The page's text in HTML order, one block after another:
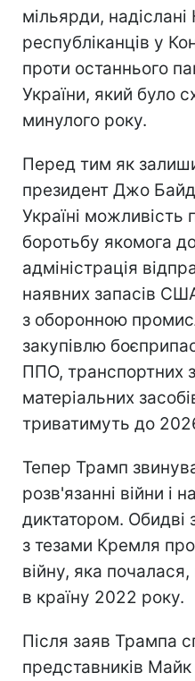
мільярди, надіслані
республіканців у
проти останнього
України, який було
минулого року.
Перед тим як
президент Джо
Україні
боротьбу якомога
адміністрація
наявних запасів
з оборонною
закупівлю
ППО, транспортних
матеріальних
триватимуть до
Тепер Трамп
розв'язанні війни і
диктатором. Обидві
з тезами Кремля про
війну, яка
в країну 2022 року.
Після заяв Трампа
представників